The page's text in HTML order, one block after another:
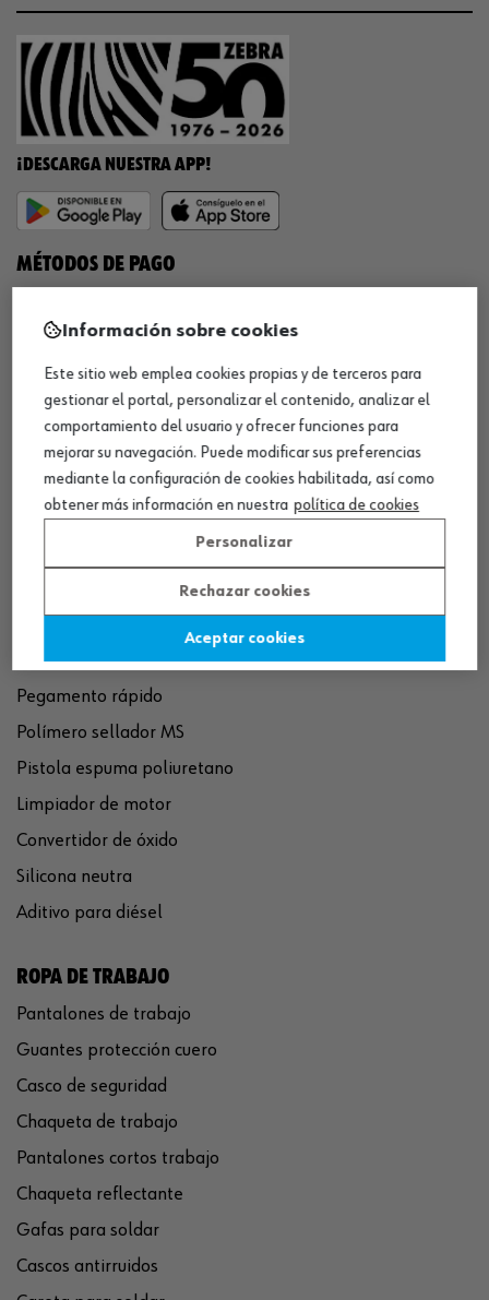
¡DESCARGA NUESTRA APP!
MÉTODOS DE PAGO
¡SÍGUENOS!
Eliminador de óxido
Pegamento rápido
Polímero sellador MS
Pistola espuma poliuretano
Limpiador de motor
Convertidor de óxido
Silicona neutra
Aditivo para diésel
ROPA DE TRABAJO
Pantalones de trabajo
Guantes protección cuero
Casco de seguridad
Chaqueta de trabajo
Pantalones cortos trabajo
Chaqueta reflectante
Gafas para soldar
Cascos antirruidos
Información sobre cookies
Este sitio web emplea cookies propias y de terceros para
gestionar el portal, personalizar el contenido, analizar el
comportamiento del usuario y ofrecer funciones para
mejorar su navegación. Puede modificar sus preferencias
mediante la configuración de cookies habilitada, así como
obtener más información en nuestra política de cookies
Personalizar
Rechazar cookies
Aceptar cookies